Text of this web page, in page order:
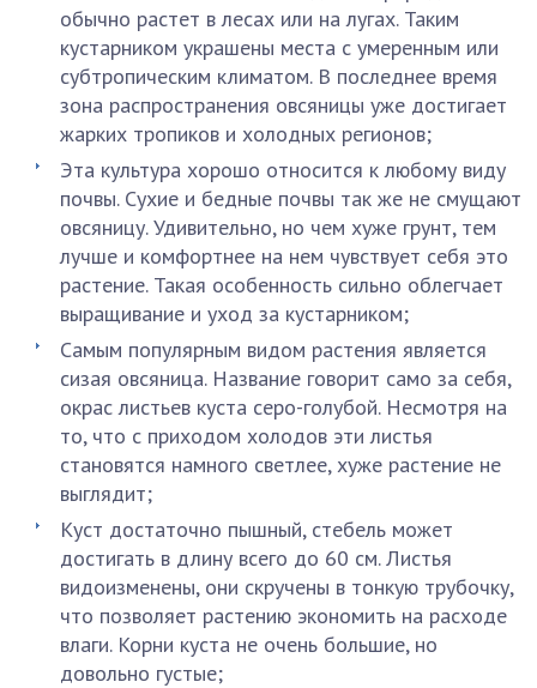
обычно растет в лесах или на лугах. Таким
кустарником украшены места с умеренным или
субтропическим климатом. В последнее время
зона распространения овсяницы уже достигает
жарких тропиков и холодных регионов;
Эта культура хорошо относится к любому виду
почвы. Сухие и бедные почвы так же не смущают
овсяницу. Удивительно, но чем хуже грунт, тем
лучше и комфортнее на нем чувствует себя это
растение. Такая особенность сильно облегчает
выращивание и уход за кустарником;
Самым популярным видом растения является
сизая овсяница. Название говорит само за себя,
окрас листьев куста серо-голубой. Несмотря на
то, что с приходом холодов эти листья
становятся намного светлее, хуже растение не
выглядит;
Куст достаточно пышный, стебель может
достигать в длину всего до 60 см. Листья
видоизменены, они скручены в тонкую трубочку,
что позволяет растению экономить на расходе
влаги. Корни куста не очень большие, но
довольно густые;